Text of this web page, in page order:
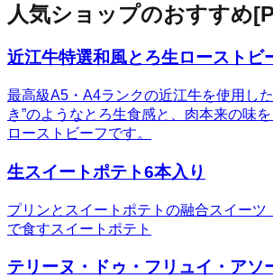
人気ショップのおすすめ
近江牛特選和風とろ生ローストビ
最高級A5・A4ランクの近江牛を使用し
き”のようなとろ生食感と、肉本来の味
ローストビーフです。
生スイートポテト6本入り
プリンとスイートポテトの融合スイーツ
で食すスイートポテト
テリーヌ・ドゥ・フリュイ・アソ